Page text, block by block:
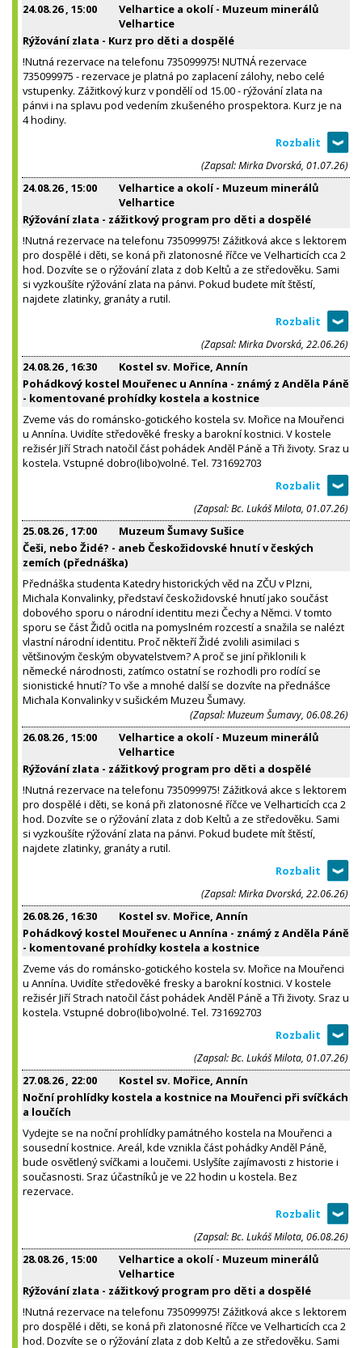
24.08.26, 15:00
Velhartice a okolí - Muzeum minerálů
Velhartice
Rýžování zlata - Kurz pro děti a dospělé
!Nutná rezervace na telefonu 735099975! NUTNÁ rezervace
735099975 - rezervace je platná po zaplacení zálohy, nebo celé
vstupenky. Zážitkový kurz v pondělí od 15.00 - rýžování zlata na
pánvi i na splavu pod vedením zkušeného prospektora. Kurz je na
4 hodiny.
(Zapsal: Mirka Dvorská, 01.07.26)
24.08.26, 15:00
Velhartice a okolí - Muzeum minerálů
Velhartice
Rýžování zlata - zážitkový program pro děti a dospělé
!Nutná rezervace na telefonu 735099975! Zážitková akce s lektorem
pro dospělé i děti, se koná při zlatonosné říčce ve Velharticích cca 2
hod. Dozvíte se o rýžování zlata z dob Keltů a ze středověku. Sami
si vyzkoušíte rýžování zlata na pánvi. Pokud budete mít štěstí,
najdete zlatinky, granáty a rutil.
(Zapsal: Mirka Dvorská, 22.06.26)
24.08.26, 16:30
Kostel sv. Mořice, Annín
Pohádkový kostel Mouřenec u Annína - známý z Anděla Páně
- komentované prohídky kostela a kostnice
Zveme vás do románsko-gotického kostela sv. Mořice na Mouřenci
u Annína. Uvidíte středověké fresky a barokní kostnici. V kostele
režisér Jiří Strach natočil část pohádek Anděl Páně a Tři životy. Sraz u
kostela. Vstupné dobro(libo)volné. Tel. 731692703
(Zapsal: Bc. Lukáš Milota, 01.07.26)
25.08.26, 17:00
Muzeum Šumavy Sušice
Češi, nebo Židé? - aneb Českožidovské hnutí v českých
zemích (přednáška)
Přednáška studenta Katedry historických věd na ZČU v Plzni,
Michala Konvalinky, představí českožidovské hnutí jako součást
dobového sporu o národní identitu mezi Čechy a Němci. V tomto
sporu se část Židů ocitla na pomyslném rozcestí a snažila se nalézt
vlastní národní identitu. Proč někteří Židé zvolili asimilaci s
většinovým českým obyvatelstvem? A proč se jiní přiklonili k
německé národnosti, zatímco ostatní se rozhodli pro rodící se
sionistické hnutí? To vše a mnohé další se dozvíte na přednášce
Michala Konvalinky v sušickém Muzeu Šumavy.
(Zapsal: Muzeum Šumavy, 06.08.26)
26.08.26, 15:00
Velhartice a okolí - Muzeum minerálů
Velhartice
Rýžování zlata - zážitkový program pro děti a dospělé
!Nutná rezervace na telefonu 735099975! Zážitková akce s lektorem
pro dospělé i děti, se koná při zlatonosné říčce ve Velharticích cca 2
hod. Dozvíte se o rýžování zlata z dob Keltů a ze středověku. Sami
si vyzkoušíte rýžování zlata na pánvi. Pokud budete mít štěstí,
najdete zlatinky, granáty a rutil.
(Zapsal: Mirka Dvorská, 22.06.26)
26.08.26, 16:30
Kostel sv. Mořice, Annín
Pohádkový kostel Mouřenec u Annína - známý z Anděla Páně
- komentované prohídky kostela a kostnice
Zveme vás do románsko-gotického kostela sv. Mořice na Mouřenci
u Annína. Uvidíte středověké fresky a barokní kostnici. V kostele
režisér Jiří Strach natočil část pohádek Anděl Páně a Tři životy. Sraz u
kostela. Vstupné dobro(libo)volné. Tel. 731692703
(Zapsal: Bc. Lukáš Milota, 01.07.26)
27.08.26, 22:00
Kostel sv. Mořice, Annín
Noční prohlídky kostela a kostnice na Mouřenci při svíčkách
a loučích
Vydejte se na noční prohlídky památného kostela na Mouřenci a
sousední kostnice. Areál, kde vznikla část pohádky Anděl Páně,
bude osvětlený svíčkami a loučemi. Uslyšíte zajímavosti z historie i
současnosti. Sraz účastníků je ve 22 hodin u kostela. Bez
rezervace.
(Zapsal: Bc. Lukáš Milota, 06.08.26)
28.08.26, 15:00
Velhartice a okolí - Muzeum minerálů
Velhartice
Rýžování zlata - zážitkový program pro děti a dospělé
!Nutná rezervace na telefonu 735099975! Zážitková akce s lektorem
pro dospělé i děti, se koná při zlatonosné říčce ve Velharticích cca 2
hod. Dozvíte se o rýžování zlata z dob Keltů a ze středověku. Sami